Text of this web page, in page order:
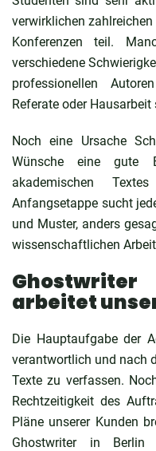
verwirklichen
Konferenzen teil.
verschiedene
professionellen
Referate oder Hausarbeit
Noch eine Ursache
Wünsche eine gute
akademischen
Anfangsetappe sucht
und Muster, anders
wissenschaftlichen
arbeitet
Die Hauptaufgabe der
verantwortlich und nach
Texte zu verfassen.
Rechtzeitigkeit des
Pläne unserer Kunden
Ghostwriter in